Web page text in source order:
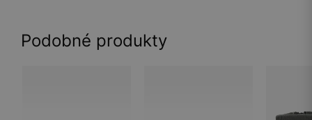
Podobné produkty